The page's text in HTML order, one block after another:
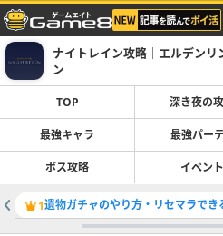
ナイトレイン攻略｜エルデンリ
ン
TOP 深き夜の
最強キャラ 最強パー
ボス攻略 イベント
1遺物ガチャのやり方・リセマラでき